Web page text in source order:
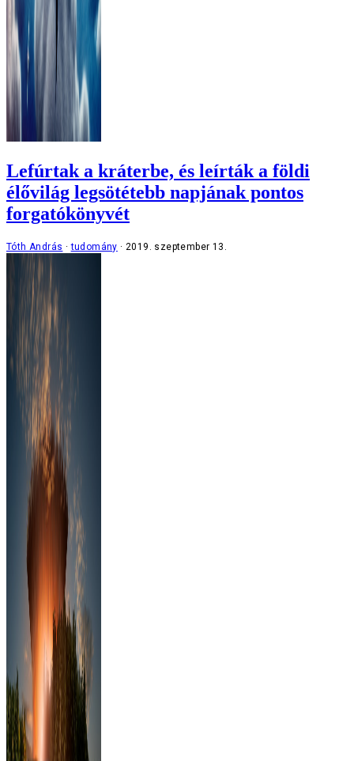
Lefúrtak a kráterbe, és leírták a földi
élővilág legsötétebb napjának pontos
forgatókönyvét
Tóth András tudomány 2019. szeptember 13.